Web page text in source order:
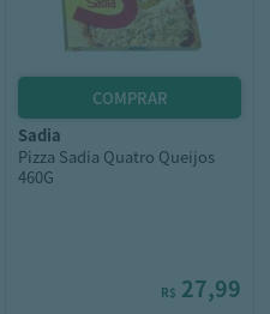
sadia
Pizza Sadia Quatro Queijos
460G
R$ 27,99